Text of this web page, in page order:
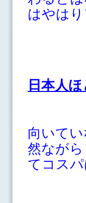
はやは
日本人
向いて
然なが
てコス